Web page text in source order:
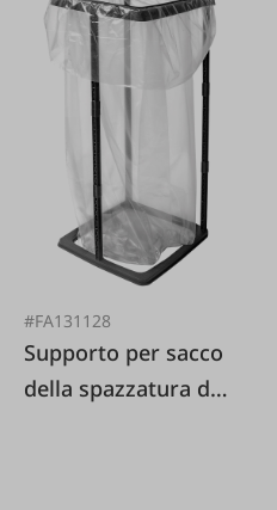
#FA131128
Supporto per sacco
della spazzatura da